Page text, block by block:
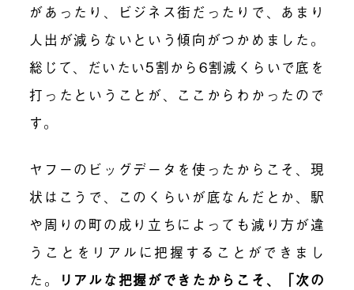
があったり、ビジネス街だったりで、あまり
人出が減らないという傾向がつかめました。
総じて、だいたい5割から6割減くらいで底を
打ったということが、ここからわかったので
す。
ヤフーのビッグデータを使ったからこそ、現
状はこうで、このくらいが底なんだとか、駅
や周りの町の成り立ちによっても減り方が違
うことをリアルに把握することができまし
た。
リアルな把握ができたからこそ、「次の